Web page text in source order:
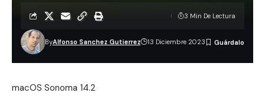
ByAlfonso Sanchez Gutierrez 13 Diciembre 2023
3 Min De Lectura
macOS Sonoma 14.2